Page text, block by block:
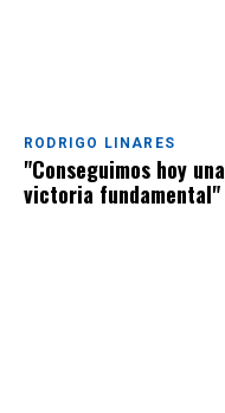
RODRIGO LINARES
"Conseguimos hoy una
victoria fundamental"